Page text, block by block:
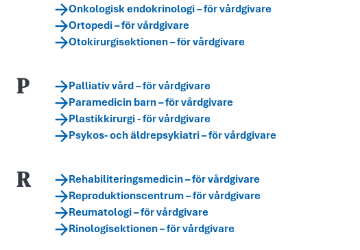
Onkologisk endokrinologi – för vårdgivare
Ortopedi – för vårdgivare
Otokirurgisektionen – för vårdgivare
P
Palliativ vård – för vårdgivare
Paramedicin barn – för vårdgivare
Plastikkirurgi - för vårdgivare
Psykos- och äldrepsykiatri – för vårdgivare
R
Rehabiliteringsmedicin – för vårdgivare
Reproduktionscentrum – för vårdgivare
Reumatologi – för vårdgivare
Rinologisektionen – för vårdgivare